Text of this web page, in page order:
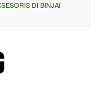
DI BINJAI